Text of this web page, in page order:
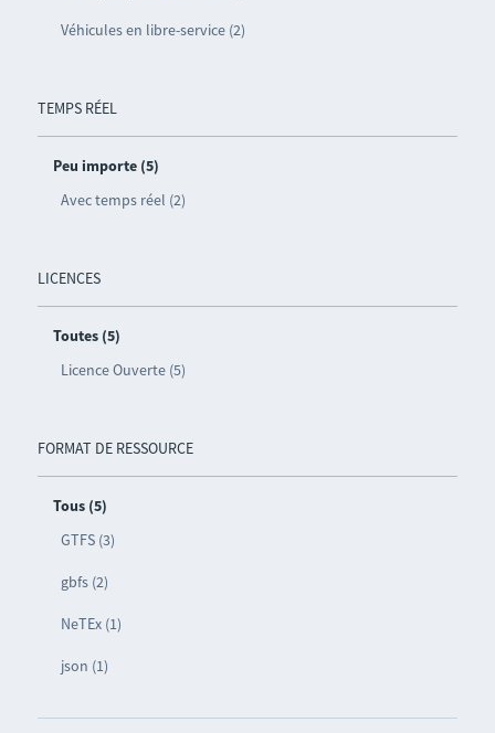
Véhicules en libre-service (2)
TEMPS RÉEL
Peu importe (5)
Avec temps réel (2)
LICENCES
Toutes (5)
Licence Ouverte (5)
FORMAT DE RESSOURCE
Tous (5)
GTFS (3)
gbfs (2)
NeTEx (1)
json (1)